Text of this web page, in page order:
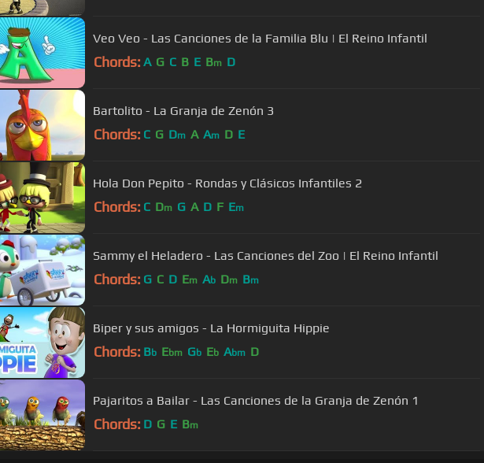
Veo Veo - Las Canciones de la Familia Blu | El Reino Infantil
Chords: A G C B E Bm D
Bartolito - La Granja de Zenón 3
Chords: C G Dm A Am D E
Hola Don Pepito - Rondas y Clásicos Infantiles 2
Chords: C Dm G A D F Em
Sammy el Heladero - Las Canciones del Zoo | El Reino Infantil
Chords: G C D Em Ab Dm Bm
Biper y sus amigos - La Hormiguita Hippie
Chords: Bb Ebm Gb Eb Abm D
Pajaritos a Bailar - Las Canciones de la Granja de Zenón 1
Chords: D G E Bm